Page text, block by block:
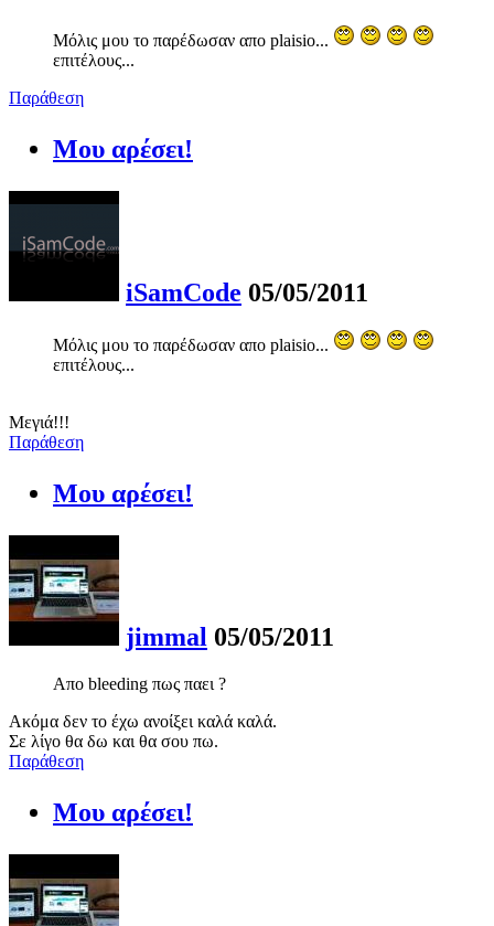
Μόλις μου το παρέδωσαν απο plaisio...
επιτέλους...
Παράθεση
Μου αρέσει!
iSamCode 05/05/2011
Μόλις μου το παρέδωσαν απο plaisio...
επιτέλους...
Μεγιά!!!
Παράθεση
Μου αρέσει!
jimmal 05/05/2011
Απο bleeding πως παει ?
Ακόμα δεν το έχω ανοίξει καλά καλά.
Σε λίγο θα δω και θα σου πω.
Παράθεση
Μου αρέσει!